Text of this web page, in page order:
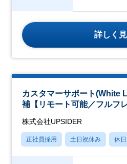
詳しく
カスタマーサポート(White
補【リモート可能／フルフ
株式会社UPSIDER
正社員採用 土日祝休み 休